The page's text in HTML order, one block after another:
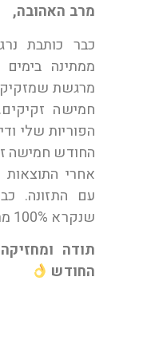
מרב האהובה,
כבר כותבת
ממתינה
מרגשת שמזקיק
חמישה
הפוריות שלי
החודש חמישה
אחרי
עם התזונה.
שנקרא 100% מרב.
תודה
החודש